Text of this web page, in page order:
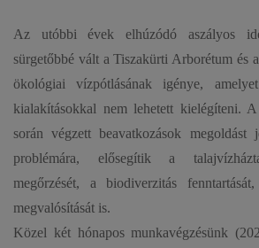
Az utóbbi évek elhúzódó aszályos
sürgetőbbé vált a Tiszakürti Arborétum és
ökológiai vízpótlásának igénye,
kialakításokkal nem lehetett kielégíteni.
során végzett beavatkozások megoldást
problémára, elősegítik a
megőrzését, a biodiverzitás
megvalósítását is.
Közel két hónapos munkavégzésünk